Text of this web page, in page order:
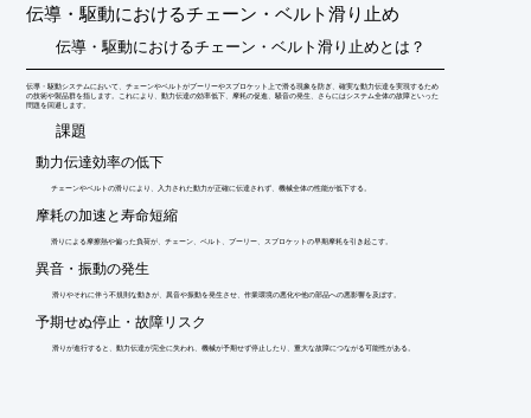
伝導・駆動におけるチェーン・ベルト滑り止め
伝導・駆動におけるチェーン・ベルト滑り止めとは？
伝導・駆動システムにおいて、チェーンやベルトがプーリーやスプロケット上で滑る現象を防ぎ、確実な動力伝達を実現するため
の技術や製品群を指します。これにより、動力伝達の効率低下、摩耗の促進、騒音の発生、さらにはシステム全体の故障といった
問題を回避します。
​課題
動力伝達効率の低下
チェーンやベルトの滑りにより、入力された動力が正確に伝達されず、機械全体の性能が低下する。
摩耗の加速と寿命短縮
滑りによる摩擦熱や偏った負荷が、チェーン、ベルト、プーリー、スプロケットの早期摩耗を引き起こす。
異音・振動の発生
滑りやそれに伴う不規則な動きが、異音や振動を発生させ、作業環境の悪化や他の部品への悪影響を及ぼす。
予期せぬ停止・故障リスク
滑りが進行すると、動力伝達が完全に失われ、機械が予期せず停止したり、重大な故障につながる可能性がある。